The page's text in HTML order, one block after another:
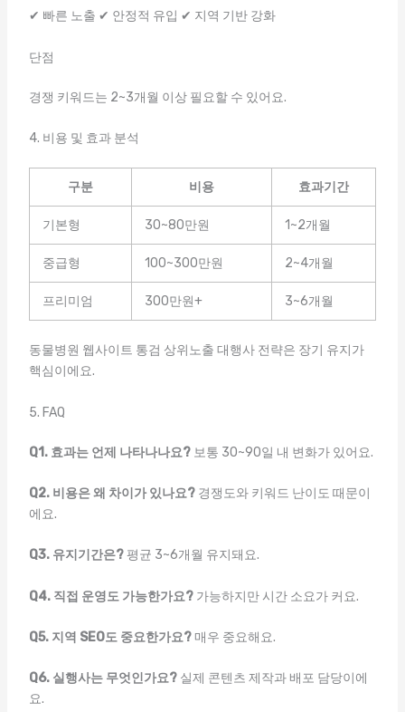
✔ 빠른 노출 ✔ 안정적 유입 ✔ 지역 기반 강화
단점
경쟁 키워드는 2~3개월 이상 필요할 수 있어요.
4. 비용 및 효과 분석
구분 비용 효과기간
기본형 30~80만원 1~2개월
중급형 100~300만원 2~4개월
프리미엄 300만원+ 3~6개월
동물병원 웹사이트 통검 상위노출 대행사 전략은 장기 유지가
핵심이에요.
5. FAQ
Q1. 효과는 언제 나타나나요?보통 30~90일 내 변화가 있어요.
Q2. 비용은 왜 차이가 있나요?경쟁도와 키워드 난이도 때문이
에요.
Q3. 유지기간은?평균 3~6개월 유지돼요.
Q4. 직접 운영도 가능한가요?가능하지만 시간 소요가 커요.
Q5. 지역 SEO도 중요한가요?매우 중요해요.
Q6. 실행사는 무엇인가요?실제 콘텐츠 제작과 배포 담당이에
요.